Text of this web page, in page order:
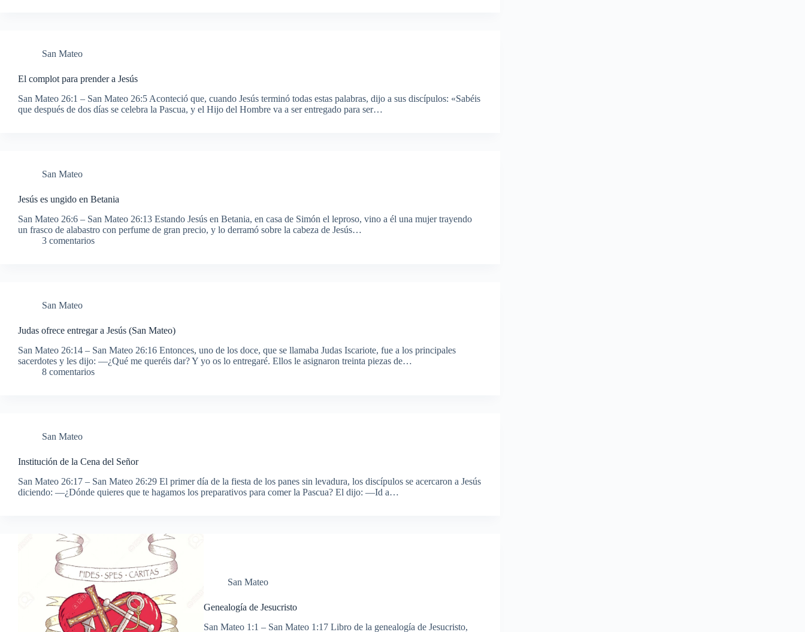
San Mateo
El complot para prender a Jesús
San Mateo 26:1 – San Mateo 26:5 Aconteció que, cuando Jesús terminó todas estas palabras, dijo a sus discípulos: «Sabéis
que después de dos días se celebra la Pascua, y el Hijo del Hombre va a ser entregado para ser…
San Mateo
Jesús es ungido en Betania
San Mateo 26:6 – San Mateo 26:13 Estando Jesús en Betania, en casa de Simón el leproso, vino a él una mujer trayendo
un frasco de alabastro con perfume de gran precio, y lo derramó sobre la cabeza de Jesús…
3 comentarios
San Mateo
Judas ofrece entregar a Jesús (San Mateo)
San Mateo 26:14 – San Mateo 26:16 Entonces, uno de los doce, que se llamaba Judas Iscariote, fue a los principales
sacerdotes y les dijo: —¿Qué me queréis dar? Y yo os lo entregaré. Ellos le asignaron treinta piezas de…
8 comentarios
San Mateo
Institución de la Cena del Señor
San Mateo 26:17 – San Mateo 26:29 El primer día de la fiesta de los panes sin levadura, los discípulos se acercaron a Jesús
diciendo: —¿Dónde quieres que te hagamos los preparativos para comer la Pascua? El dijo: —Id a…
San Mateo
Genealogía de Jesucristo
San Mateo 1:1 – San Mateo 1:17 Libro de la genealogía de Jesucristo,